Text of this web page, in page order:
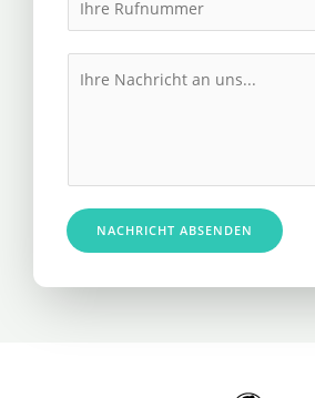
h
r
n
u
m
e
NACHRICHT ABSENDEN